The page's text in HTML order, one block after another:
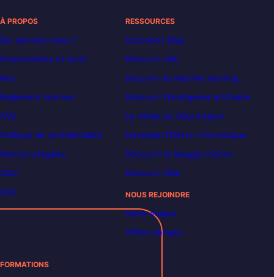
À PROPOS
Qui sommes-nous ?
Financements et tarifs
Avis
Règlement intérieur
FAQ
Politique de confidentialité
Mentions légales
CGU
CGV
RESSOURCES
Decoded | Blog
Découvrir n8n
Découvrir le machine learning
Découvrir l’intelligence artificielle
Le métier de Data Analyst
Formation POEI en informatique
Découvrir le langage Python
Découvrir SQL
NOUS REJOINDRE
Notre équipe
Offres d’emploi
FORMATIONS